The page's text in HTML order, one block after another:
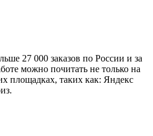
27 000 заказов по России и за
можно почитать не только на
площадках, таких как: Яндекс